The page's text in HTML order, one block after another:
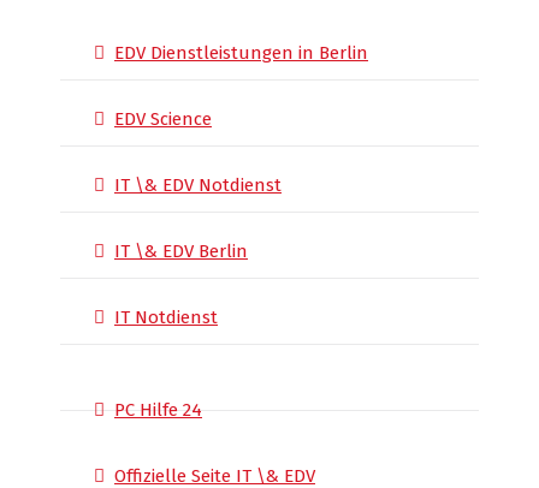
EDV Dienstleistungen in Berlin
EDV Science
IT \& EDV Notdienst
IT \& EDV Berlin
IT Notdienst
PC Hilfe 24
Offizielle Seite IT \& EDV